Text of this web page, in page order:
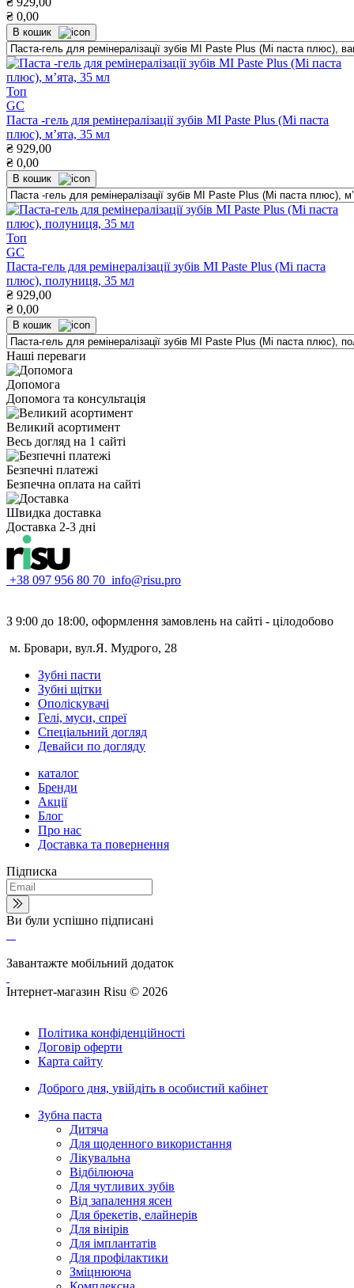
₴ 0,00
В кошик
Топ
GC
Паста -гель для ремінералізації зубів MI Paste Plus (Мі паста
плюс), мʼята, 35 мл
₴ 929,00
₴ 0,00
В кошик
Топ
GC
Паста-гель для ремінералізації зубів MI Paste Plus (Мі паста
плюс), полуниця, 35 мл
₴ 929,00
₴ 0,00
В кошик
Наші переваги
Допомога
Допомога та консультація
Великий асортимент
Весь догляд на 1 сайті
Безпечні платежі
Безпечна оплата на сайті
Швидка доставка
Доставка 2-3 дні
+38 097 956 80 70 info@risu.pro
З 9:00 до 18:00, оформлення замовлень на сайті - цілодобово
м. Бровари, вул.Я. Мудрого, 28
Зубні пасти
Зубні щітки
Ополіскувачі
Гелі, муси, спреї
Спеціальний догляд
Девайси по догляду
каталог
Бренди
Акції
Блог
Про нас
Доставка та повернення
Підписка
Ви були успішно підписані
Завантажте мобільний додаток
Інтернет-магазин Risu © 2026
Політика конфіденційності
Договір оферти
Карта сайту
Доброго дня, увійдіть в особистий кабінет
Зубна паста
Дитяча
Для щоденного використання
Лікувальна
Відбілююча
Для чутливих зубів
Від запалення ясен
Для брекетів, елайнерів
Для вінірів
Для імплантатів
Для профілактики
Зміцнююча